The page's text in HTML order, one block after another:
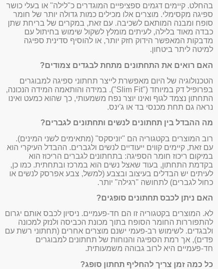
בהחלט. קיימים דגמים ספציפיים המוגדרים כ"לילה" או בעלי כושר
ספיגה מקסימלי. מוצרים אלו מכילים כמות גדולה יותר של חומר
סופח ומבנה המותאם לשכיבה. עם זאת, במקרים של בריחת שתן
כבדה מאוד בלילה, לעיתים מומלץ לשקול שימוש בחיתול עם
מדבקות המאפשר הידוק חזק יותר, או להוסיף סדינית ספיגה
למיטה ליתר ביטחון.
האם רואים את התחתונים מתחת לבגדים צמודים?
הטכנולוגיה של היום מאפשרת לייצר תחתוני ספיגה למבוגרים
בפרופיל דק במיוחד ("Slim Fit"). במידה והותאמה המידה הנכונה,
התחתון נצמד לגוף ואינו יוצר נפח משמעותי, כך שהוא כמעט ואינו
נראה גם תחת מכנסי בד או ג'ינס.
מה ההבדל בין תחתונים לנשים ותחתונים לגברים?
רוב המוצרים בקטגוריה הם "יוניסקס" (מתאימים לשני המינים).
עם זאת, קיימים קווים ייעודיים לנשים ולגברים. ההבדל העיקרי הוא
במיקום ריכוז חומר הספיגה: בתחתונים לגברים הריכוז הוא
בקדמת התחתון, בעוד שאצל נשים הוא במרכז ובתחתית. כמו כן,
לעיתים יש הבדלים בעיצוב ובצבע (למשל, צבע אפרסק לנשים או
כחול לגברים) לתחושה "רגילה" יותר.
האם ניתן לכבס תחתונים סופגים?
לא. המוצרים בקטגוריה זו הם חד-פעמיים. ניסיון לכבס אותם יגרום
להתפוררות החומר הסופח בתוך מכונת הכביסה ולנזק למכונה
ולבגדים. לשימוש רב-פעמי ישנם מוצרים אחרים (תחתוני רשת עם
פדים), אך רמת הספיגה והנוחות של תחתונים למבוגרים
חד-פעמיים היא לרוב גבוהה משמעותית.
כל כמה זמן צריך להחליף תחתון סופג?